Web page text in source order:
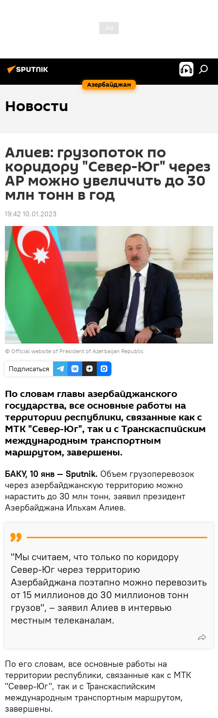
Азербайджан
Новости
Алиев: грузопоток по
коридору "Север-Юг" через
АР можно увеличить до 30
млн тонн в год
19:42 10.01.2023
© Official website of President of Azerbaijan Republic
Подписаться
По словам главы азербайджанского
государства, все основные работы на
территории республики, связанные как с
МТК "Север-Юг", так и с Транскаспийским
международным транспортным
маршрутом, завершены.
БАКУ, 10 янв — Sputnik. Объем грузоперевозок
через азербайджанскую территорию можно
нарастить до 30 млн тонн, заявил президент
Азербайджана Ильхам Алиев.
"Мы считаем, что только по коридору
Север-Юг через территорию
Азербайджана поэтапно можно перевозить
от 15 миллионов до 30 миллионов тонн
грузов", – заявил Алиев в интервью
местным телеканалам.
По его словам, все основные работы на
территории республики, связанные как с МТК
"Север-Юг", так и с Транскаспийским
международным транспортным маршрутом,
завершены.